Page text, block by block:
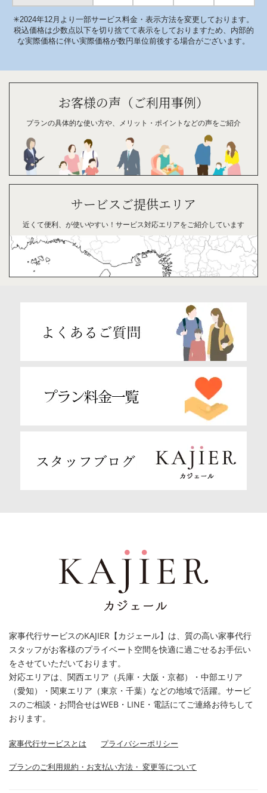
✳︎2024年12月より一部サービス料金・表示方法を変更しております。
税込価格は少数点以下を切り捨てて表示をしておりますため、内部的
な実際価格に伴い実際価格が数円単位前後する場合がございます。
お客様の声（ご利用事例）
プランの具体的な使い方や、 メリット・ ポイントなどの声をご紹介
サービスご提供エリア
近くて便利、が使いやすい！ サービス対応エリアをご紹介しています
家事代行サービスのKAJIER【カジェール】は、質の高い家事代行
スタッフがお客様のプライベート空間を快適に過ごせるお手伝い
をさせていただいております。
対応エリアは、関西エリア（兵庫・大阪・京都）・中部エリア
（愛知）・関東エリア（東京・千葉）などの地域で活躍。サービ
スのご相談・お問合せはWEB・LINE・電話にてご連絡お待ちして
おります。
家事代行サービスとは プライバシーポリシー
プランのご利用規約・お支払い方法・ 変更等について